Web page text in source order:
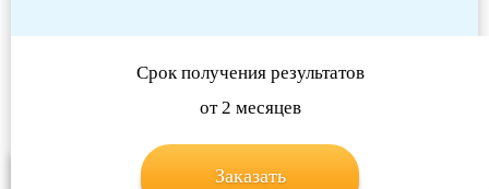
Срок получения результатов
от 2 месяцев
Заказать